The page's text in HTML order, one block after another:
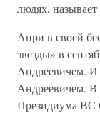
людях,
Анри в своей
звезды» в
Андреевичем. И
Андреевичем. В
Президиума ВС